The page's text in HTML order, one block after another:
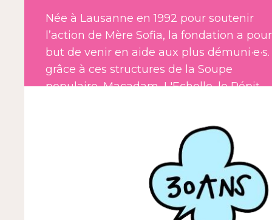
Née à Lausanne en 1992 pour soutenir
l’action de Mère Sofia, la fondation a pour
but de venir en aide aux plus démuni·e·s.
grâce à ces structures de la Soupe
populaire, Macadam, L'Echelle, le Répit.